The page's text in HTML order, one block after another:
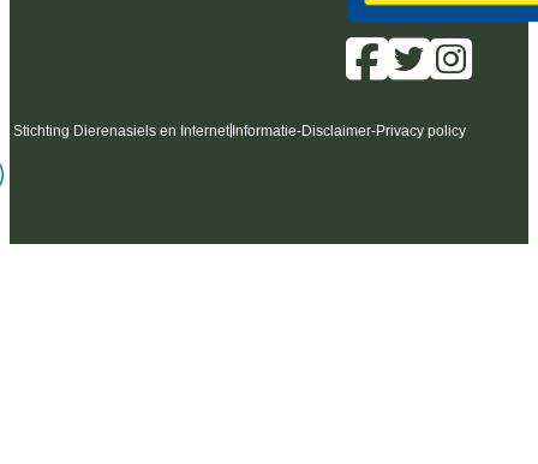
Stichting Dierenasiels en Internet Informatie-Disclaimer-Privacy policy